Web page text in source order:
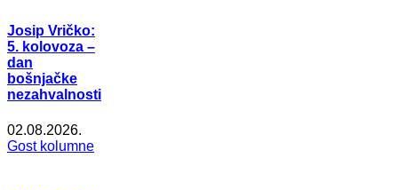
Josip Vričko:
5. kolovoza –
dan
bošnjačke
nezahvalnosti
02.08.2026.
Gost kolumne